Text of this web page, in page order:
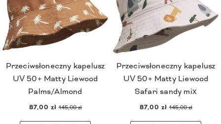
Przeciwsłoneczny kapelusz
UV 50+ Matty Liewood
Palms/Almond
87,00 zł 145,00 zł
Przeciwsłoneczny kapelusz
UV 50+ Matty Liewood
Safari sandy mix
87,00 zł 145,00 zł